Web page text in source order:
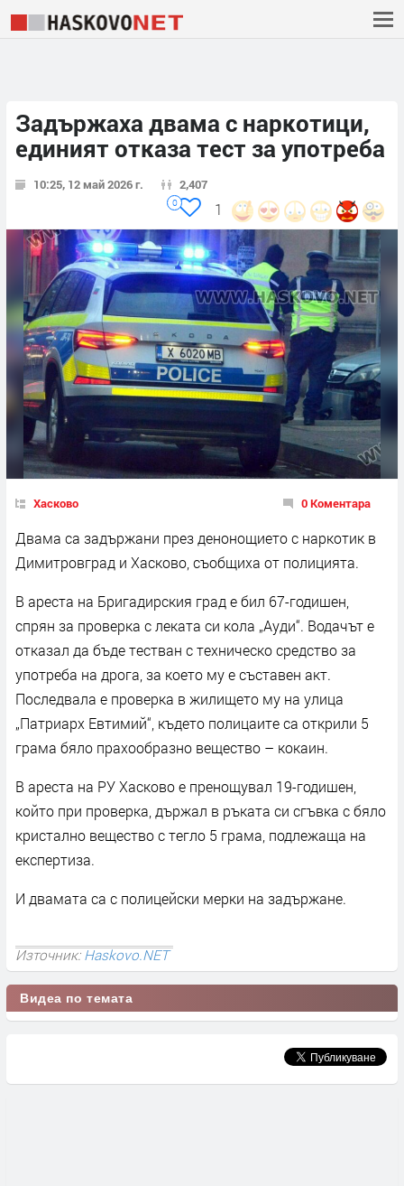
Задържаха двама с наркотици,
единият отказа тест за употреба
10:25, 12 май 2026 г. 2,407
1
0
Хасково 0 Коментара
Двама са задържани през денонощието с наркотик в
Димитровград и Хасково, съобщиха от полицията.
В ареста на Бригадирския град е бил 67-годишен,
спрян за проверка с леката си кола „Ауди“. Водачът е
отказал да бъде тестван с техническо средство за
употреба на дрога, за което му е съставен акт.
Последвала е проверка в жилището му на улица
„Патриарх Евтимий“, където полицаите са открили 5
грама бяло прахообразно вещество – кокаин.
В ареста на РУ Хасково е пренощувал 19-годишен,
който при проверка, държал в ръката си сгъвка с бяло
кристално вещество с тегло 5 грама, подлежаща на
експертиза.
И двамата са с полицейски мерки на задържане.
Източник:Haskovo.NET
Видеа по темата